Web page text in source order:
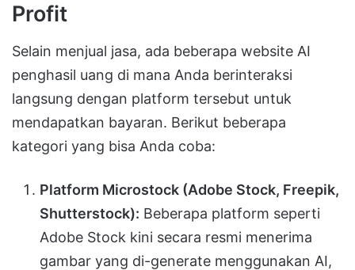
Profit
Selain menjual jasa, ada beberapa website AI
penghasil uang di mana Anda berinteraksi
langsung dengan platform tersebut untuk
mendapatkan bayaran. Berikut beberapa
kategori yang bisa Anda coba:
Platform Microstock (Adobe Stock, Freepik,
Shutterstock): Beberapa platform seperti
Adobe Stock kini secara resmi menerima
gambar yang di-generate menggunakan AI,